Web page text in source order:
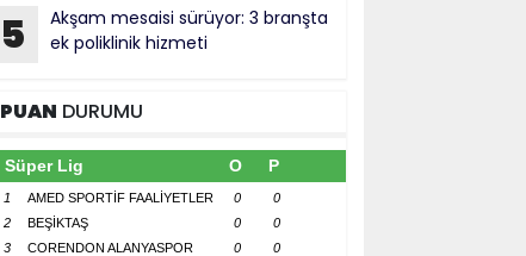
5
Akşam mesaisi sürüyor: 3 branşta
ek poliklinik hizmeti
PUAN DURUMU
Süper Lig O P
1 AMED SPORTİF FAALİYETLER 0
0
2
BEŞİKTAŞ 0
0
3
CORENDON ALANYASPOR 0
0